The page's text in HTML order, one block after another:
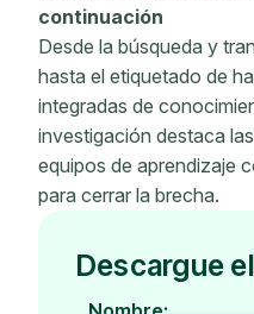
continuación
Desde la búsqueda y
hasta el etiquetado de
integradas de
investigación destaca
equipos de aprendizaje
para cerrar la brecha.
Descargue